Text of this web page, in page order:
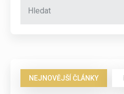
NEJNOVĚJŠÍ ČLÁNKY